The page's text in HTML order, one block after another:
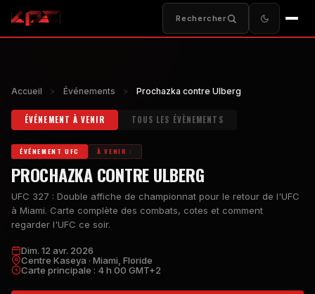
Rechercher
Accueil > Événements > Prochazka contre Ulberg
ÉVÉNEMENT À VENIR TOUS LES ÉVÈNEMENTS
ÉVÉNEMENT UFC À VENIR :
PROCHAZKA CONTRE ULBERG
UFC 327 : Double affiche de championnat pour le retour de l'UFC
à Miami. Carte complète des combats, cotes et comment
regarder l'UFC ce soir.
Dim. 12 avr. 2026
Centre Kaseya · Miami, Floride
Carte principale : 4 h 00 GMT+2